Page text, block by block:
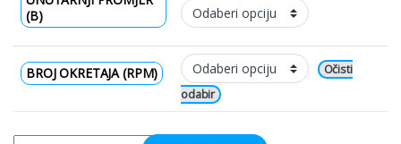
(B)
BROJ OKRETAJA (RPM) Očisti